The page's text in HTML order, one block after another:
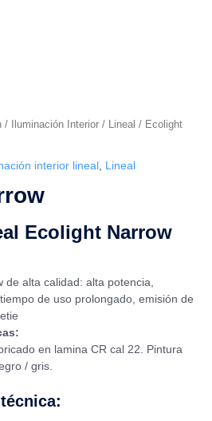
/ Iluminación Interior/ Lineal / Ecolight
interior lineal, Lineal
Ecolight Narrow
de alta calidad: alta potencia,
de uso prolongado, emisión de
en lamina CR cal 22. Pintura
/ gris.